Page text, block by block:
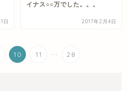
日
イナス○○万でした。。。
2017年2月4日
10 11 ... 28